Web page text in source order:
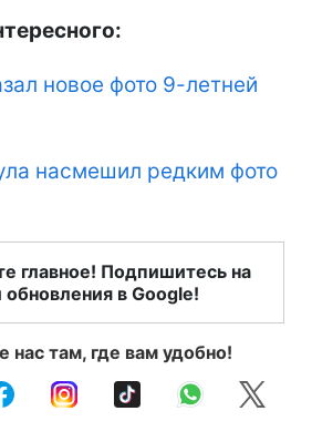
новое фото 9-летней
насмешил редким фото
главное! Подпишитесь на
в Google!
нас там, где вам удобно!